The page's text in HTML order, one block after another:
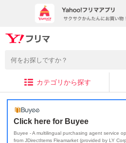
カテゴリから探す
Click here for Buyee
Buyee - A multilingual purchasing agent service
from JDirectItems Fleamarket (provided by LY